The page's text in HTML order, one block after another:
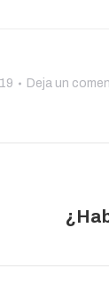
Deja un